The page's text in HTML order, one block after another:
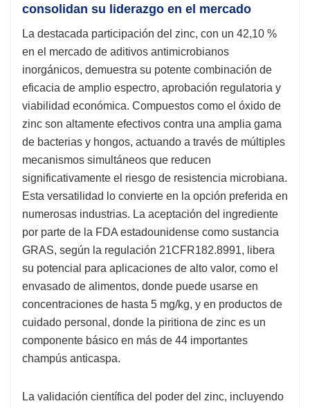
consolidan su liderazgo en el mercado
La destacada participación del zinc, con un 42,10 %
en el mercado de aditivos antimicrobianos
inorgánicos, demuestra su potente combinación de
eficacia de amplio espectro, aprobación regulatoria y
viabilidad económica. Compuestos como el óxido de
zinc son altamente efectivos contra una amplia gama
de bacterias y hongos, actuando a través de múltiples
mecanismos simultáneos que reducen
significativamente el riesgo de resistencia microbiana.
Esta versatilidad lo convierte en la opción preferida en
numerosas industrias. La aceptación del ingrediente
por parte de la FDA estadounidense como sustancia
GRAS, según la regulación 21CFR182.8991, libera
su potencial para aplicaciones de alto valor, como el
envasado de alimentos, donde puede usarse en
concentraciones de hasta 5 mg/kg, y en productos de
cuidado personal, donde la piritiona de zinc es un
componente básico en más de 44 importantes
champús anticaspa.
La validación científica del poder del zinc, incluyendo